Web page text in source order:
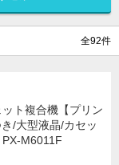
全92件
ト複合機【プリン
/大型液晶/カセッ
PX-M6011F